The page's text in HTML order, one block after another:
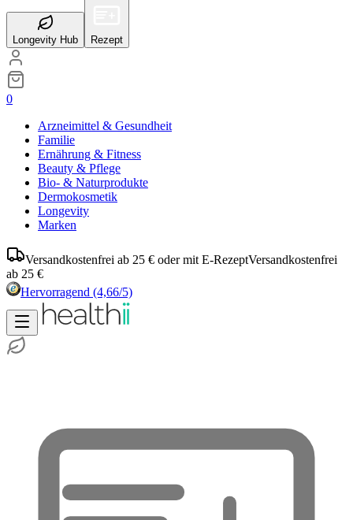
Longevity Hub Rezept
0
Arzneimittel & Gesundheit
Familie
Ernährung & Fitness
Beauty & Pflege
Bio- & Naturprodukte
Dermokosmetik
Longevity
Marken
Versandkostenfrei ab 25 € oder mit E-RezeptVersandkostenfrei
ab 25 €
Hervorragend (4,66/5)